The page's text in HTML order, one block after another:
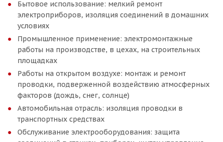
Бытовое использование: мелкий ремонт
электроприборов, изоляция соединений в домашних
условиях
Промышленное применение: электромонтажные
работы на производстве, в цехах, на строительных
площадках
Работы на открытом воздухе: монтаж и ремонт
проводки, подверженной воздействию атмосферных
факторов (дождь, снег, солнце)
Автомобильная отрасль: изоляция проводки в
транспортных средствах
Обслуживание электрооборудования: защита